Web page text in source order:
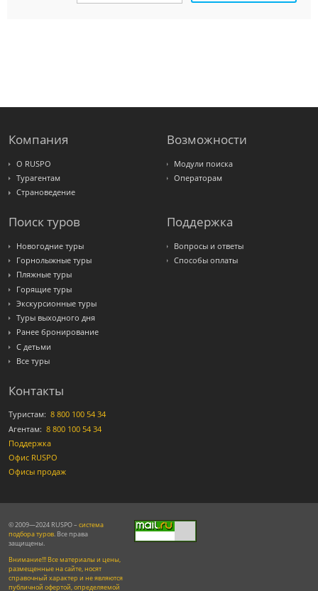
Интурист
Компания
О RUSPO
Турагентам
Страноведение
Возможности
Модули поиска
Операторам
Поиск туров
Новогодние туры
Горнолыжные туры
Пляжные туры
Горящие туры
Экскурсионные туры
Туры выходного дня
Ранее бронирование
С детьми
Все туры
Поддержка
Вопросы и ответы
Способы оплаты
Контакты
Туристам: 8 800 100 54 34
Агентам: 8 800 100 54 34
Поддержка
Офис RUSPO
Офисы продаж
© 2009—2024 RUSPO – система
подбора туров. Все права
защищены.
Внимание!!! Все материалы и цены,
размещенные на сайте, носят
справочный характер и не являются
публичной офертой, определяемой